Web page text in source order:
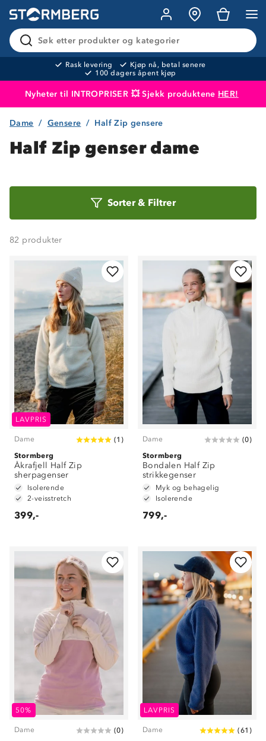
Søk etter produkter og kategorier
Rask levering
Kjøp nå, betal senere
100 dagers åpent kjøp
Nyheter til INTROPRISER 💥 Sjekk produktene HER!
Produktet er lagt i handlekurven
Dame Gensere Half Zip gensere
Half Zip genser dame
Sorter& Filtrer
82 produkter
LAVPRIS
Dame (1 )
Stormberg
Åkrafjell Half Zip
sherpagenser
Isolerende
2-veisstretch
399,-
Dame (0)
Stormberg
Bondalen Half Zip
strikkegenser
Myk og behagelig
Isolerende
799,-
50%
Dame (0)
LAVPRIS
Dame (61 )